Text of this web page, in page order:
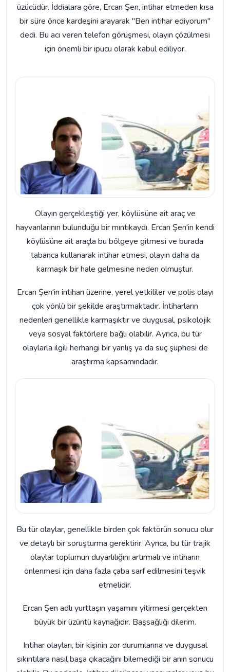
üzücüdür. İddialara göre, Ercan Şen, intihar etmeden kısa
bir süre önce kardeşini arayarak "Ben intihar ediyorum"
dedi. Bu acı veren telefon görüşmesi, olayın çözülmesi
için önemli bir ipucu olarak kabul ediliyor.
Olayın gerçekleştiği yer, köylüsüne ait araç ve
hayvanlarının bulunduğu bir mıntıkaydı. Ercan Şen'in kendi
köylüsüne ait araçla bu bölgeye gitmesi ve burada
tabanca kullanarak intihar etmesi, olayın daha da
karmaşık bir hale gelmesine neden olmuştur.
Ercan Şen'in intiharı üzerine, yerel yetkililer ve polis olayı
çok yönlü bir şekilde araştırmaktadır. İntiharların
nedenleri genellikle karmaşıktır ve duygusal, psikolojik
veya sosyal faktörlere bağlı olabilir. Ayrıca, bu tür
olaylarla ilgili herhangi bir yanlış ya da suç şüphesi de
araştırma kapsamındadır.
Bu tür olaylar, genellikle birden çok faktörün sonucu olur
ve detaylı bir soruşturma gerektirir. Ayrıca, bu tür trajik
olaylar toplumun duyarlılığını artırmalı ve intiharın
önlenmesi için daha fazla çaba sarf edilmesini teşvik
etmelidir.
Ercan Şen adlı yurttaşın yaşamını yitirmesi gerçekten
büyük bir üzüntü kaynağıdır. Başsağlığı dilerim.
Intihar olayları, bir kişinin zor durumlarına ve duygusal
sıkıntılara nasıl başa çıkacağını bilemediği bir anın sonucu